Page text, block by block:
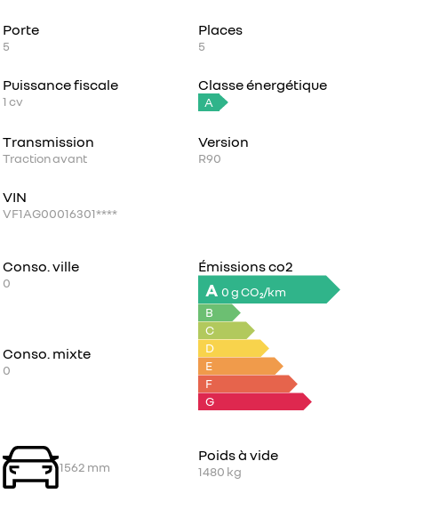
Porte
5
Places
5
Puissance fiscale
1cv
Classe énergétique
A
Transmission
Traction avant
Version
R90
VIN
VF1AG00016301****
Conso. ville
0
Émissions co2
A 0 g CO₂/km
B
C
D
E
F
G
Conso. mixte
0
1562 mm
Poids à vide
1480 kg